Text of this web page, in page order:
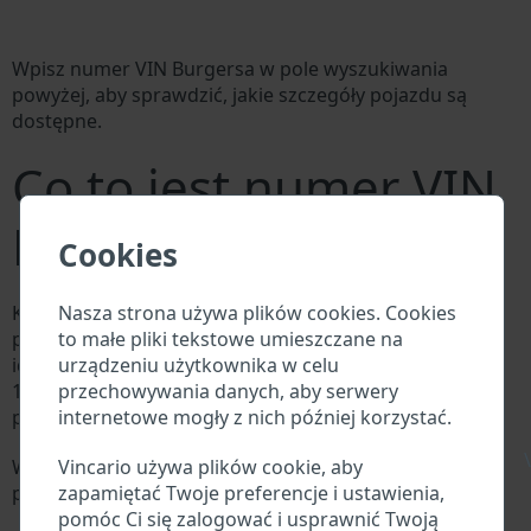
Cookies
Nasza strona używa plików cookies. Cookies
to małe pliki tekstowe umieszczane na
urządzeniu użytkownika w celu
przechowywania danych, aby serwery
internetowe mogły z nich później korzystać.
Vincario używa plików cookie, aby
zapamiętać Twoje preferencje i ustawienia,
pomóc Ci się zalogować i usprawnić Twoją
Wpisz numer VIN Burgersa w pole wyszukiwania
powyżej, aby sprawdzić, jakie szczegóły pojazdu są
dostępne.
Co to jest numer VIN
Burgersa?
Każdy producent Burgersa przypisuje każdemu
pojazdowi unikalny identyfikator zwany numerem
identyfikacyjnym pojazdu (VIN). Numer VIN składa się z
17 cyfr i składa się z liter i cyfr zawierających
podstawowe informacje o pojeździe.
Wszystkie bazy danych w branży motoryzacyjnej
przeszukują VIN:
Baza danych producenta Burgersa